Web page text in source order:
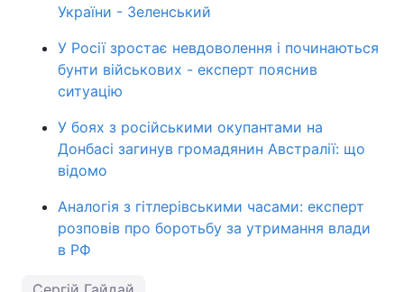
України - Зеленський
У Росії зростає невдоволення і починаються
бунти військових - експерт пояснив
ситуацію
У боях з російськими окупантами на
Донбасі загинув громадянин Австралії: що
відомо
Аналогія з гітлерівськими часами: експерт
розповів про боротьбу за утримання влади
в РФ